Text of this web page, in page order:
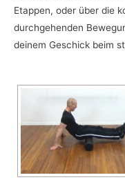
Etappen, oder über die
durchgehenden
deinem Geschick beim